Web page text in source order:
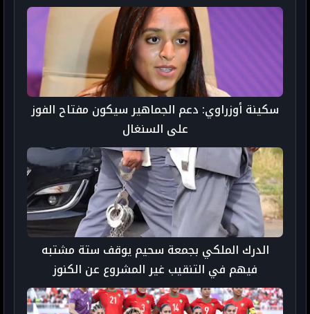
سكينة أوزراوي: دعم الجماهير سيكون مفتاح الفوز
على السنغال
الدرك الملكي بجمعة سحيم يوقف ستة مشتبه
فيهم في التنقيب غير المشروع عن الكنوز